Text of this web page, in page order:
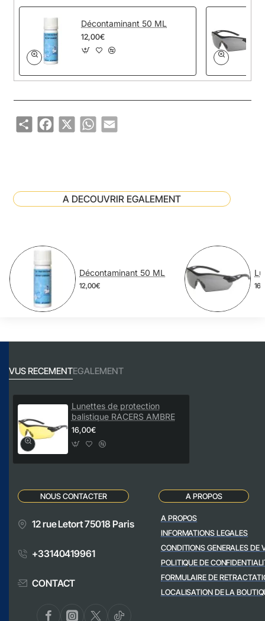
Décontaminant 50 ML
12,00€
ShareFacebook
X WhatsApp
Email
A DECOUVRIR EGALEMENT
Décontaminant 50 ML
12,00€
VUS RECEMENTEGALEMENT
Lunettes de protection
balistique RACERS AMBRE
16,00€
NOUS CONTACTER
12 rue Letort 75018 Paris
+33140419961
CONTACT
A PROPOS
A PROPOS
INFORMATIONS LEGALES
CONDITIONS GENERALES DE
POLITIQUE DE
FORMULAIRE DE
LOCALISATION DE LA